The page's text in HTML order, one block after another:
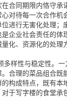
合同期限内恪守
对待每一次合作
进行无害化处理
企业社会责任的
化、资源化的处理
多样性与稳定性。
合理的菜品组合
构成特点，既有
于写字楼的食堂